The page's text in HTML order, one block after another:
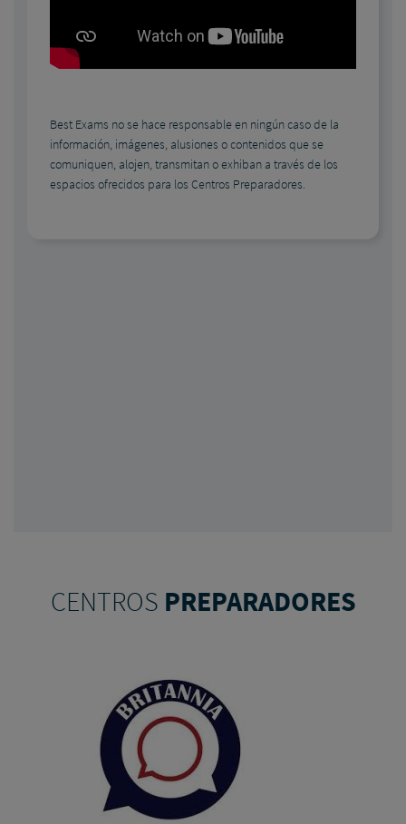
Best Exams no se hace responsable en ningún caso de la
información, imágenes, alusiones o contenidos que se
comuniquen, alojen, transmitan o exhiban a través de los
espacios ofrecidos para los Centros Preparadores.
CENTROS PREPARADORES